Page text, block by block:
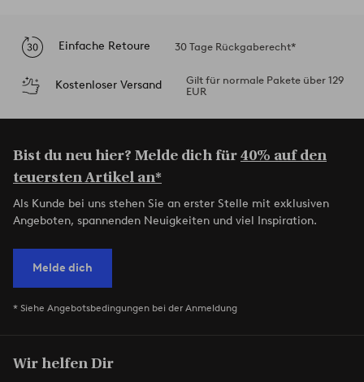
Einfache Retoure 30 Tage Rückgaberecht*
Kostenloser Versand
Gilt für normale Pakete über 129
EUR
Bist du neu hier? Melde dich für40% auf den
teuersten Artikel an*
Als Kunde bei uns stehen Sie an erster Stelle mit exklusiven
Angeboten, spannenden Neuigkeiten und viel Inspiration.
Melde dich
* Siehe Angebotsbedingungen bei der Anmeldung
Wir helfen Dir